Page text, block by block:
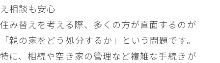
え相談も安心
住み替えを考える際、多くの方が直面するのが
「親の家をどう処分するか」という問題です。
特に、相続や空き家の管理など複雑な手続きが